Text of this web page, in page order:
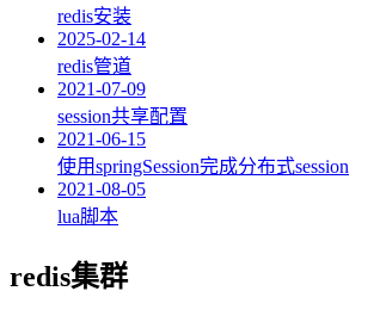
redis安装
2025-02-14
redis管道
2021-07-09
session共享配置
2021-06-15
使用springSession完成分布式session
2021-08-05
lua脚本
redis集群